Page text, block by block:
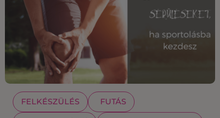
FELKÉSZÜLÉS FUTÁS